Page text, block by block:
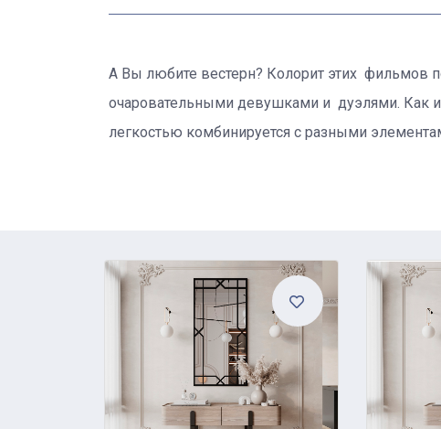
А Вы любите вестерн? Колорит этих фильмов
очаровательными девушками и дуэлями. Как и
легкостью комбинируется с разными